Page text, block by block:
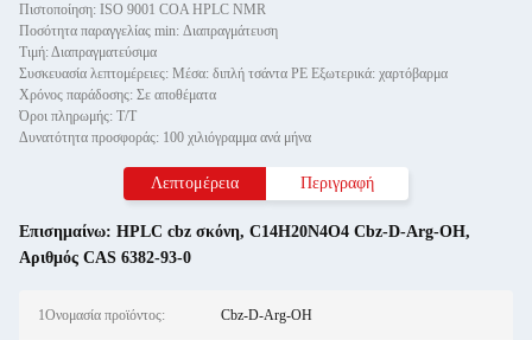
Πιστοποίηση: ISO 9001 COA HPLC NMR
Ποσότητα παραγγελίας min: Διαπραγμάτευση
Τιμή: Διαπραγματεύσιμα
Συσκευασία λεπτομέρειες: Μέσα: διπλή τσάντα PE Εξωτερικά: χαρτόβαρμα
Χρόνος παράδοσης: Σε αποθέματα
Όροι πληρωμής: Τ/Τ
Δυνατότητα προσφοράς: 100 χιλιόγραμμα ανά μήνα
Λεπτομέρεια Περιγραφή
Επισημαίνω: HPLC cbz σκόνη, C14H20N4O4 Cbz-D-Arg-OH,
Αριθμός CAS 6382-93-0
1Ονομασία προϊόντος: Cbz-D-Arg-OH